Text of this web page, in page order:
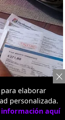
elaborar
personalizada.
información aquí